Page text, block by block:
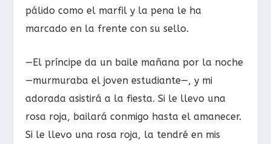
pálido como el marfil y la pena le ha
marcado en la frente con su sello.
—El príncipe da un baile mañana por la noche
—murmuraba el joven estudiante—, y mi
adorada asistirá a la fiesta. Si le llevo una
rosa roja, bailará conmigo hasta el amanecer.
Si le llevo una rosa roja, la tendré en mis